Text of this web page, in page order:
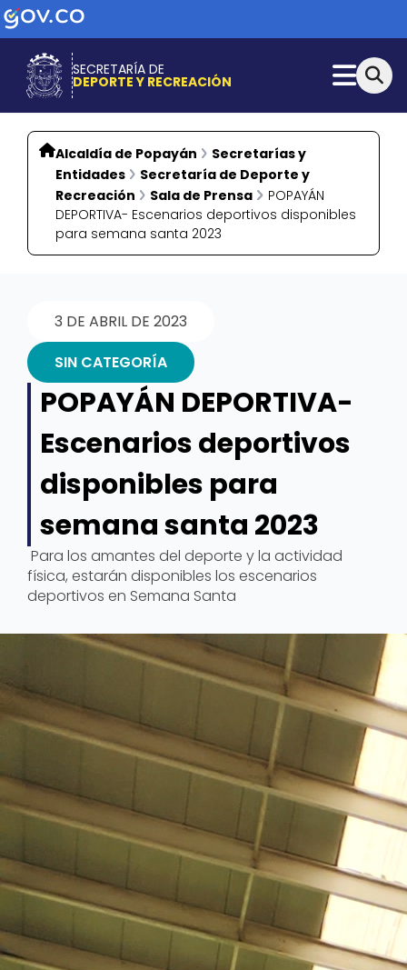
SECRETARÍA DE
DEPORTE Y RECREACIÓN
Alcaldía de Popayán
Secretarías y
Entidades
Secretaría de Deporte y
Recreación
Sala de Prensa
POPAYÁN
DEPORTIVA- Escenarios deportivos disponibles
para semana santa 2023
3 DE ABRIL DE 2023
SIN CATEGORÍA
POPAYÁN DEPORTIVA-
Escenarios deportivos
disponibles para
semana santa 2023
Para los amantes del deporte y la actividad
física, estarán disponibles los escenarios
deportivos en Semana Santa